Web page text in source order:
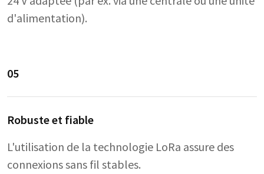
d'alimentation).
05
Robuste et fiable
L'utilisation de la technologie LoRa assure des
connexions sans fil stables.